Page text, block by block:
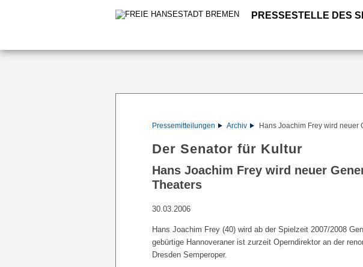
PRESSESTELLE DES
Pressemitteilungen Archiv Hans Joachim Frey wird neuer
Der Senator für Kultur
Hans Joachim Frey wird neuer
Theaters
30.03.2006
Hans Joachim Frey (40) wird ab der Spielzeit 2007/2008
gebürtige Hannoveraner ist zurzeit Operndirektor an der
Dresden Semperoper.